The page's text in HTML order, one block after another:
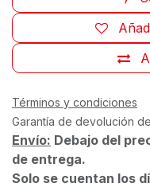
Términos y condiciones
Garantía de devolución
Envío: Debajo del
de entrega.
Solo se cuentan los